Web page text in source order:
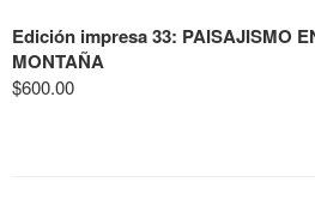
Edición impresa 33: PAISAJISMO
MONTAÑA
$600.00